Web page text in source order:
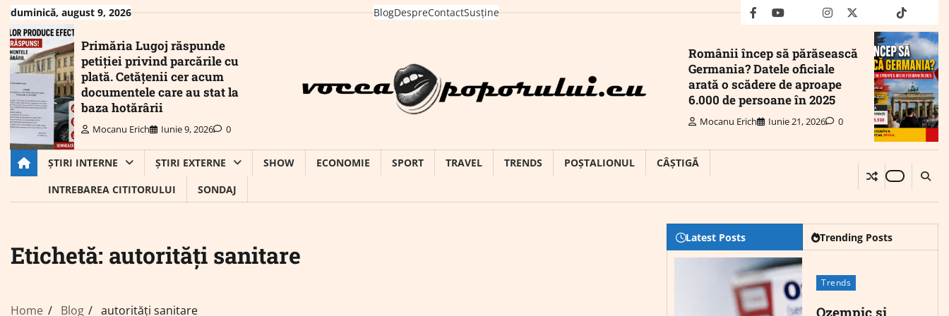
Skip
content
duminică, august 9, 2026 BlogDespreContactSusține facebookyoutubeMailinstagram
twitter truthtiktok
Primăria Lugoj răspunde
petiției privind parcările cu
plată. Cetățenii cer acum
documentele care au stat la
baza hotărârii
Mocanu Erich Iunie 9, 2026 0
Românii încep să părăsească
Germania? Datele oficiale
arată o scădere de aproape
6.000 de persoane în 2025
Mocanu Erich Iunie 21, 2026 0
ȘTIRI INTERNE ȘTIRI EXTERNE SHOW ECONOMIE SPORT TRAVEL TRENDS POȘTALIONUL
CÂȘTIGĂ
INTREBAREA CITITORULUI
SONDAJ
Etichetă: autorități sanitare
Home Blog autorități sanitare
Latest Posts Trending Posts
Trends
Ozempic și